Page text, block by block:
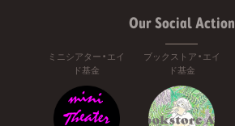
Our Social Action
ミニシアター・エイ
ド基金
ブックストア・エイ
ド基金